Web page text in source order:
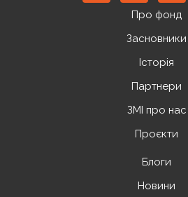
Про фонд
Засновники
Історія
Партнери
ЗМІ про нас
Проєкти
Блоги
Новини